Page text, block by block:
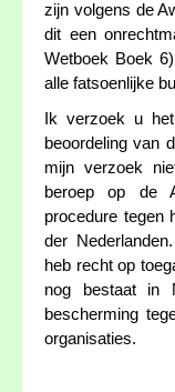
zijn volgens de
dit een
Wetboek Boek
alle fatsoenlijke
Ik verzoek u
beoordeling van
mijn verzoek
beroep op de
procedure tegen
der
heb recht op
nog bestaat in
bescherming
organisaties.